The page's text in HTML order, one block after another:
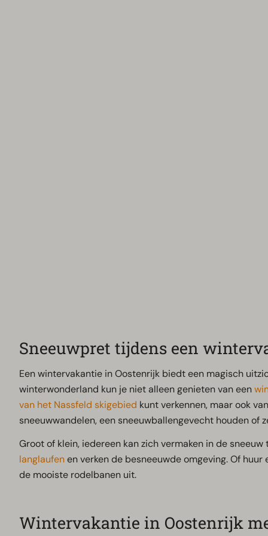
Sneeuwpret tijdens een
Een wintervakantie in Oostenrijk biedt een magisch
winterwonderland kun je niet alleen genieten van een
van het Nassfeld skigebied kunt verkennen, maar ook
sneeuwwandelen, een sneeuwballengevecht houden of
Groot of klein, iedereen kan zich vermaken in de
langlaufenen verken de besneeuwde omgeving. Of
de mooiste rodelbanen uit.
Wintervakantie in Oostenrijk